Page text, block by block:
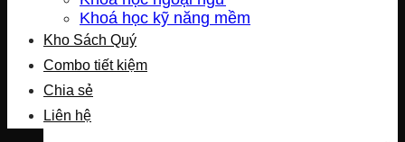
Khoá học kỹ năng mềm
Kho Sách Quý
Combo tiết kiệm
Chia sẻ
Liên hệ